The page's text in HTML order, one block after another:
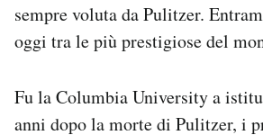
sempre voluta da Pulitzer.
oggi tra le più prestigiose del
Fu la Columbia University a
anni dopo la morte di Pulitzer, i